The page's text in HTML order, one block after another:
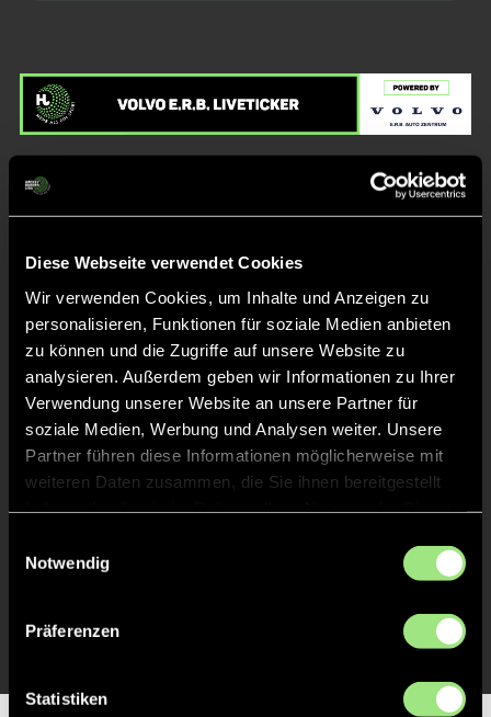
Diese Webseite verwendet Cookies
Wir verwenden Cookies, um Inhalte und Anzeigen zu
personalisieren, Funktionen für soziale Medien anbieten
zu können und die Zugriffe auf unsere Website zu
analysieren. Außerdem geben wir Informationen zu Ihrer
Verwendung unserer Website an unsere Partner für
soziale Medien, Werbung und Analysen weiter. Unsere
Partner führen diese Informationen möglicherweise mit
weiteren Daten zusammen, die Sie ihnen bereitgestellt
Notwendig
Präferenzen
Statistiken
Liveticker
Keine Daten verfügbar.